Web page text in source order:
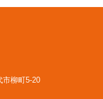
市柳町5-20